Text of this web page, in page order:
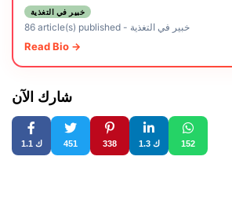
خبير في التغذية
86 article(s) published- خبير في التغذية
Read Bio →
شارك الآن
1.1 ك 451 338 1.3 ك 152